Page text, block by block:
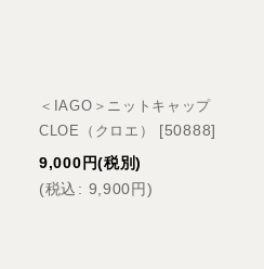
＜IAGO＞ニットキャップ
CLOE（クロエ）
[50888]
9,000 円(税別)
(税込 : 9,900円)